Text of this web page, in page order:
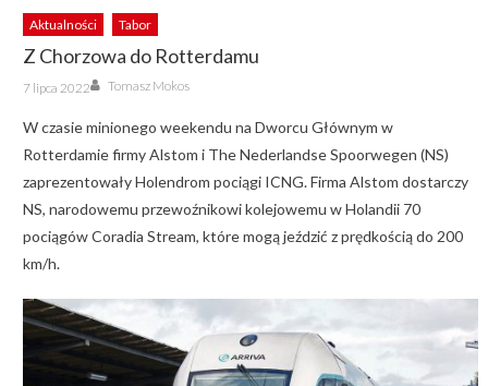
Aktualności Tabor
Z Chorzowa do Rotterdamu
Posted
on
7 lipca 2022 Author
Tomasz Mokos
W czasie minionego weekendu na Dworcu Głównym w
Rotterdamie firmy Alstom i The Nederlandse Spoorwegen (NS)
zaprezentowały Holendrom pociągi ICNG. Firma Alstom dostarczy
NS, narodowemu przewoźnikowi kolejowemu w Holandii 70
pociągów Coradia Stream, które mogą jeździć z prędkością do 200
km/h.